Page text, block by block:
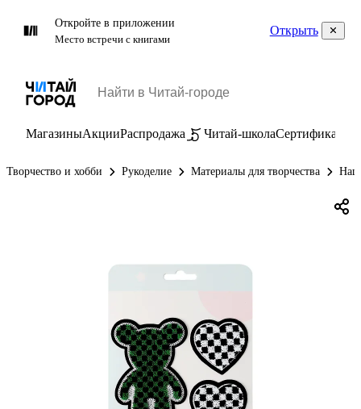
Откройте в приложении
Место встречи с книгами
Открыть
МагазиныАкцииРаспродажа Читай-школаСертификаты
Творчество и хобби Рукоделие Материалы для творчества